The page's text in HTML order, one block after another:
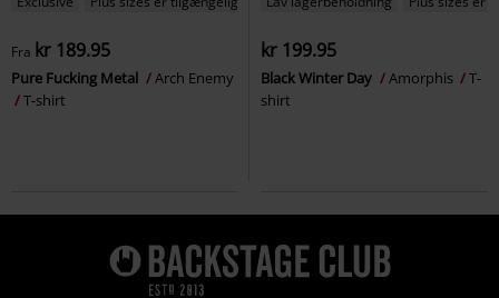
Fra kr 189.95
Pure Fucking Metal
Arch Enemy
T-shirt
kr 199.95
Black Winter Day Amorphis
T-
shirt